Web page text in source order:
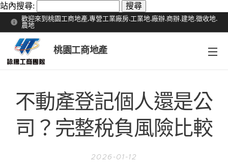
站內搜尋:
歡迎來到桃園工商地產,專營工業廠房.工業地.廠辦.商辦.建地.徵收地.
農地
桃園工商地產
不動產登記個人還是公
司？完整稅負風險比較
2026-01-12